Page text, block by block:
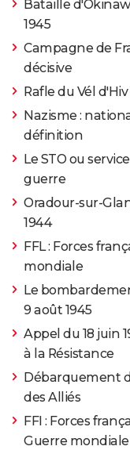
Bataille
1945
Campagne de
décisive
Rafle du Vél
Nazisme :
définition
Le STO ou
guerre
Oradour-sur-
1944
FFL : Forces
mondiale
Le
9 août 1945
Appel du 18 juin
à la Résistance
Débarquement
des Alliés
FFI : Forces
Guerre mondiale